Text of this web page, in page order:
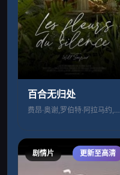
百合无归处
费昂·奥谢,罗伯特·阿拉马约,艾琳·凯利
剧情片 更新至高清